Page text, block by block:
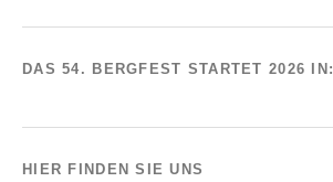
DAS 54. BERGFEST STARTET 2026 IN:
HIER FINDEN SIE UNS